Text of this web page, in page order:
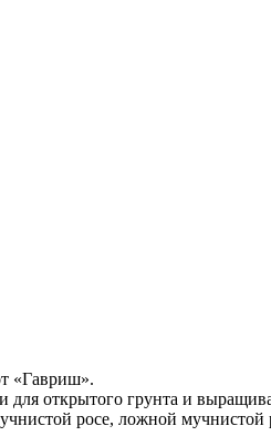
«Гавриш».
для открытого грунта и
росе, ложной